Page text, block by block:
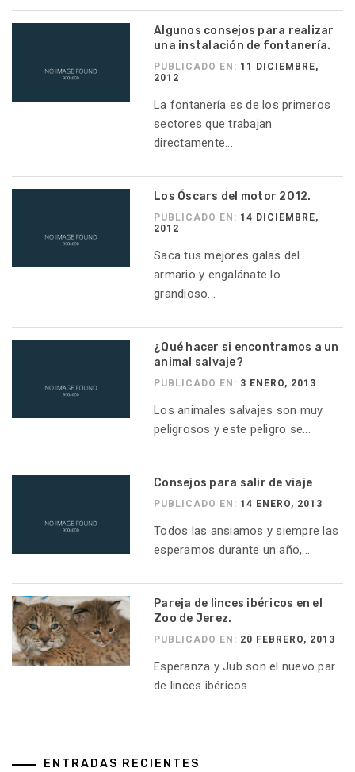
Algunos consejos para realizar
una instalación de fontanería.
PUBLICADO EN: 11 DICIEMBRE,
2012
La fontanería es de los primeros
sectores que trabajan
directamente...
Los Óscars del motor 2012.
PUBLICADO EN: 14 DICIEMBRE,
2012
Saca tus mejores galas del
armario y engalánate lo
grandioso...
¿Qué hacer si encontramos a un
animal salvaje?
PUBLICADO EN: 3 ENERO, 2013
Los animales salvajes son muy
peligrosos y este peligro se...
Consejos para salir de viaje
PUBLICADO EN: 14 ENERO, 2013
Todos las ansiamos y siempre las
esperamos durante un año,...
Pareja de linces ibéricos en el
Zoo de Jerez.
PUBLICADO EN: 20 FEBRERO, 2013
Esperanza y Jub son el nuevo par
de linces ibéricos...
ENTRADAS RECIENTES